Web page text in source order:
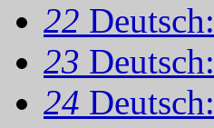
22
23
24